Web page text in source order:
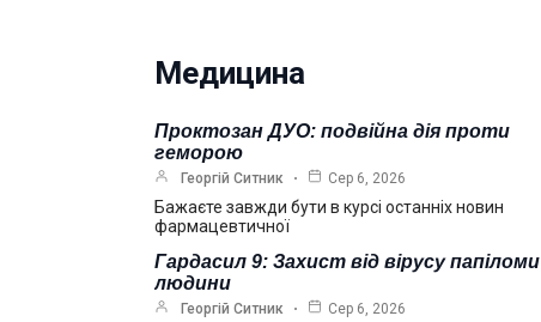
Медицина
Проктозан ДУО: подвійна дія проти
геморою
Георгій Ситник Сер 6, 2026
Бажаєте завжди бути в курсі останніх новин
фармацевтичної
Гардасил 9: Захист від вірусу папіломи
людини
Георгій Ситник Сер 6, 2026